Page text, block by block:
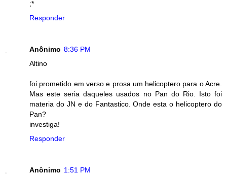
;*
Responder
Anônimo 8:36 PM
Altino
foi prometido em verso e prosa um helicoptero para o Acre.
Mas este seria daqueles usados no Pan do Rio. Isto foi
materia do JN e do Fantastico. Onde esta o helicoptero do
Pan?
investiga!
Responder
Anônimo 1:51 PM